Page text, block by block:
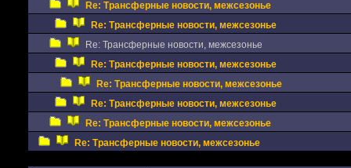
Re: Трансферные новости, межсезонье
Re: Трансферные новости, межсезонье
Re: Трансферные новости, межсезонье
Re: Трансферные новости, межсезонье
Re: Трансферные новости, межсезонье
Re: Трансферные новости, межсезонье
Re: Трансферные новости, межсезонье
Re: Трансферные новости, межсезонье